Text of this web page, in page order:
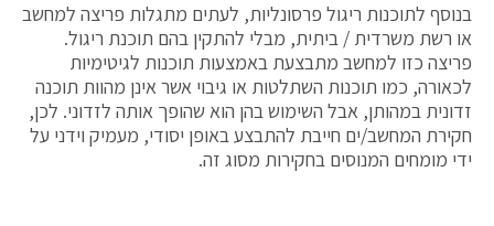
בנוסף לתוכנות ריגול פרסונליות, לעתים מתגלות פריצה למחשב
או רשת משרדית / ביתית, מבלי להתקין בהם תוכנת ריגול.
פריצה כזו למחשב מתבצעת באמצעות תוכנות לגיטימיות
לכאורה, כמו תוכנות השתלטות או גיבוי אשר אינן מהוות תוכנה
זדונית במהותן, אבל השימוש בהן הוא שהופך אותה לזדוני. לכן,
חקירת המחשב/ים חייבת להתבצע באופן יסודי, מעמיק וידני על
ידי מומחים המנוסים בחקירות מסוג זה.